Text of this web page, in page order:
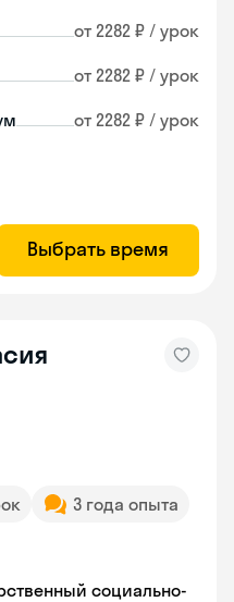
от 2282 ₽ / урок
от 2282 ₽ / урок
от 2282 ₽ / урок
Выбрать время
3 года опыта
социально-